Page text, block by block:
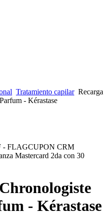
Tratamiento capilar Recarga
- Kérastase
- FLAGCUPON CRM
Mastercard 2da con 30
- Kérastase